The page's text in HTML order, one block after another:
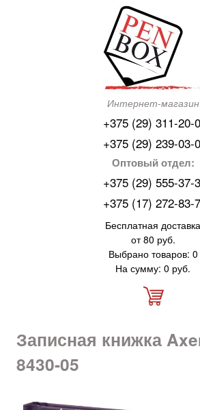
Интернет-магазин
+375 (29) 311-20-
+375 (29) 239-03-
Оптовый отдел:
+375 (29) 555-37-
+375 (17) 272-83-
Бесплатная доставка
от 80 руб.
Выбрано товаров: 0
На сумму: 0 руб.
Записная книжка
8430-05